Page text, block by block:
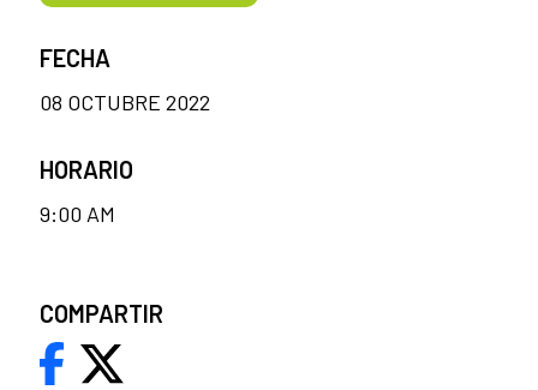
FECHA
08 OCTUBRE 2022
HORARIO
9:00 AM
COMPARTIR